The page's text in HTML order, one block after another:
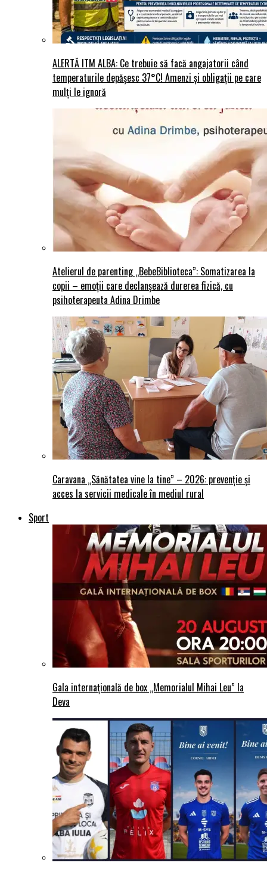
ALERTĂ ITM ALBA: Ce trebuie să facă angajatorii când
temperaturile depășesc 37°C! Amenzi și obligații pe care
mulți le ignoră
Atelierul de parenting „BebeBiblioteca”: Somatizarea la
copii – emoții care declanșează durerea fizică, cu
psihoterapeuta Adina Drimbe
Caravana „Sănătatea vine la tine” – 2026: prevenție și
acces la servicii medicale în mediul rural
Sport
Gala internațională de box „Memorialul Mihai Leu” la
Deva